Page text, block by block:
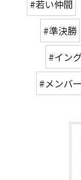
#若い仲間
#準決勝
#イン
#メンバー